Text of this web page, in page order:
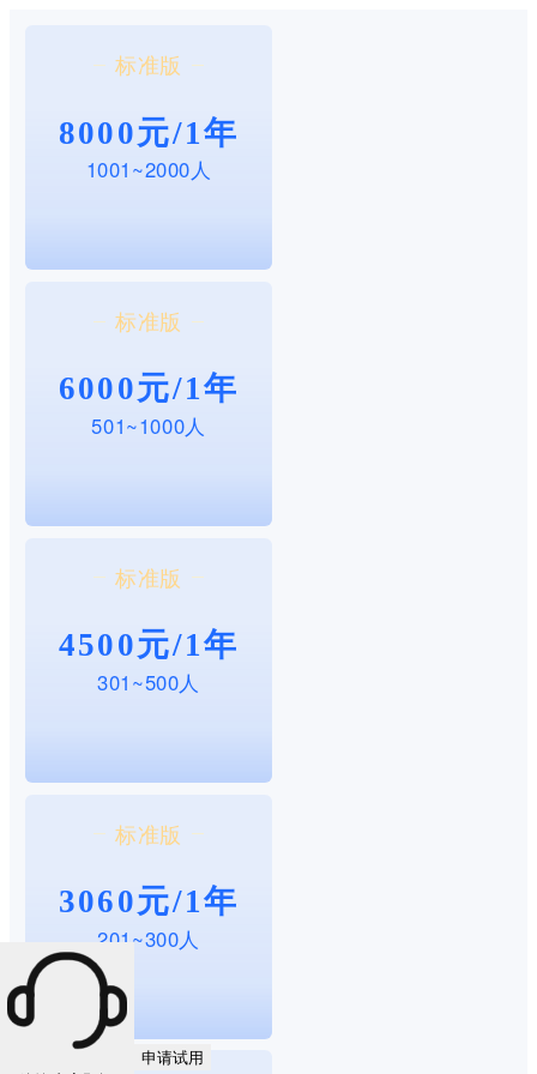
标准版
8000元/1年
1001~2000人
标准版
6000元/1年
501~1000人
标准版
4500元/1年
301~500人
标准版
3060元/1年
201~300人
申请试用